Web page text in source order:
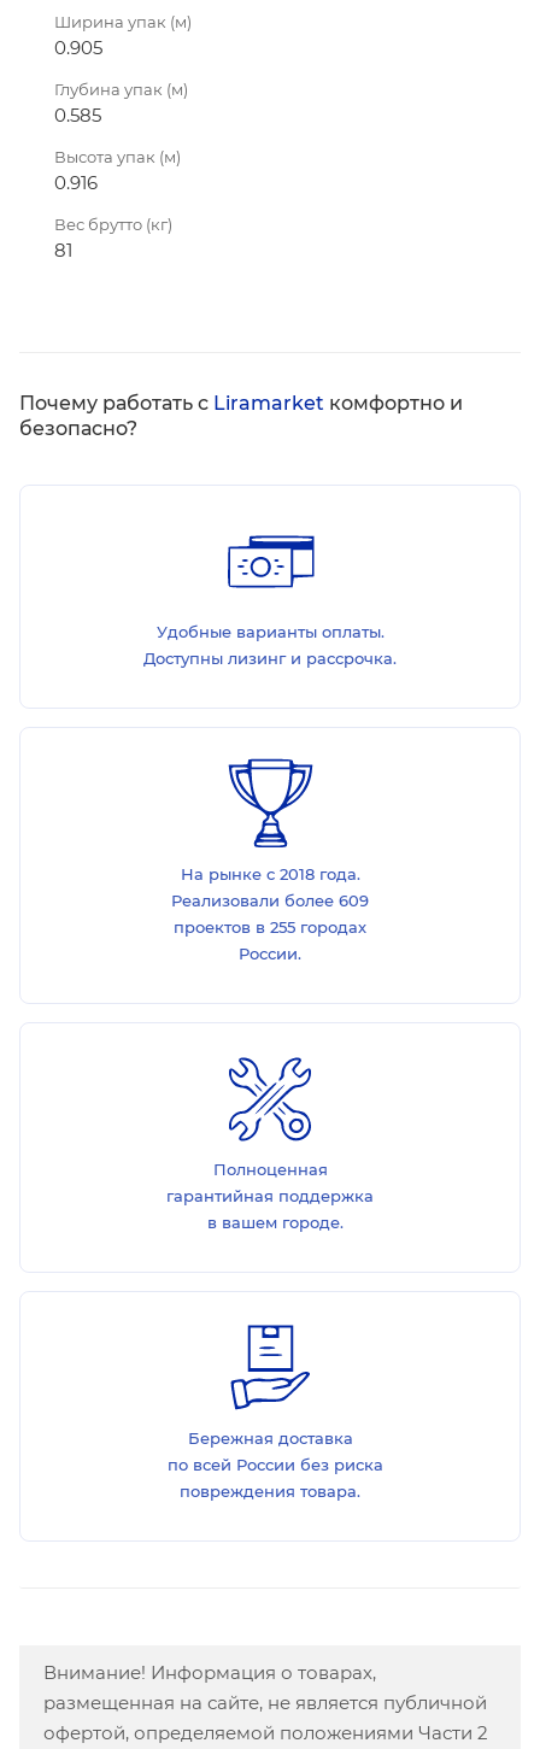
Ширина упак (м)
0.905
Глубина упак (м)
0.585
Высота упак (м)
0.916
Вес брутто (кг)
81
Почему работать с Liramarket комфортно и
безопасно?
Удобные варианты оплаты.
Доступны лизинг и рассрочка.
На рынке с 2018 года.
Реализовали более 609
проектов в 255 городах
России.
Полноценная
гарантийная поддержка
в вашем городе.
Бережная доставка
по всей России без риска
повреждения товара.
Внимание! Информация о товарах,
размещенная на сайте, не является публичной
офертой, определяемой положениями Части 2